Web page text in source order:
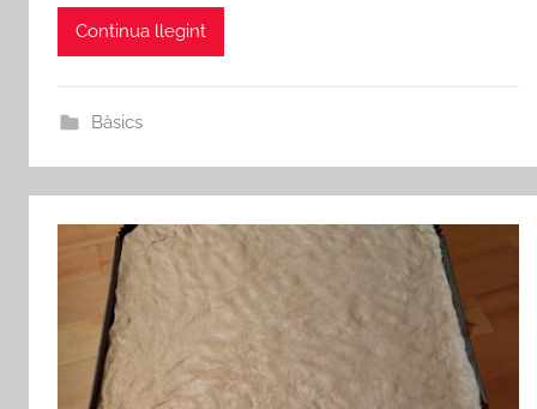
Continua llegint
Bàsics